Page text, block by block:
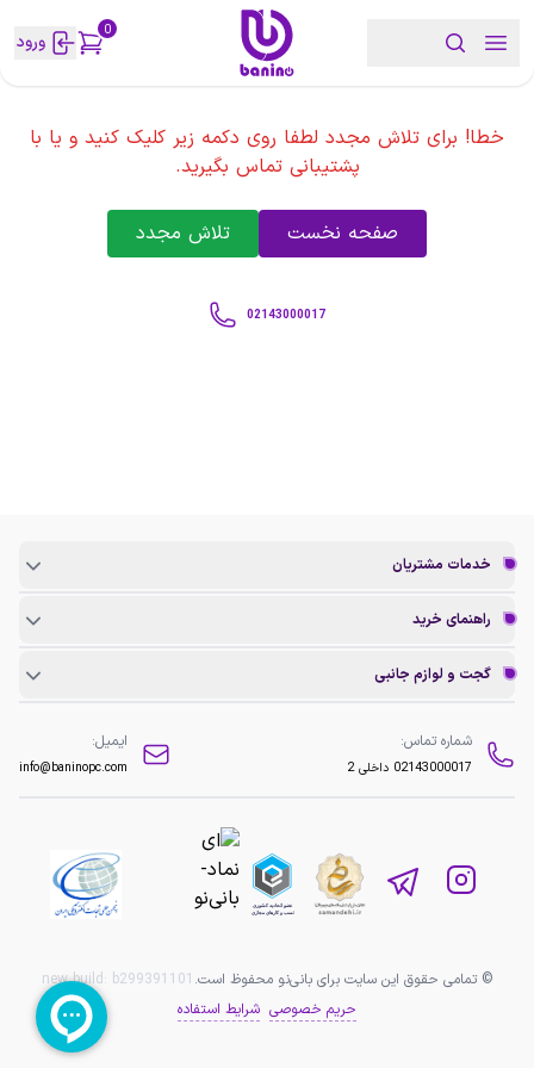
0 ورود
خطا! برای تلاش مجدد لطفا روی دکمه زیر کلیک کنید و یا با
پشتیبانی تماس بگیرید.
صفحه نخست تلاش مجدد
02143000017
خدمات مشتریان
راهنمای خرید
گجت و لوازم جانبی
شماره تماس:
02143000017 داخلی 2
ایمیل:
info@baninopc.com
© تمامی حقوق این سایت برای بانی‌نو محفوظ است. new build: b299391101
حریم خصوصی شرایط استفاده